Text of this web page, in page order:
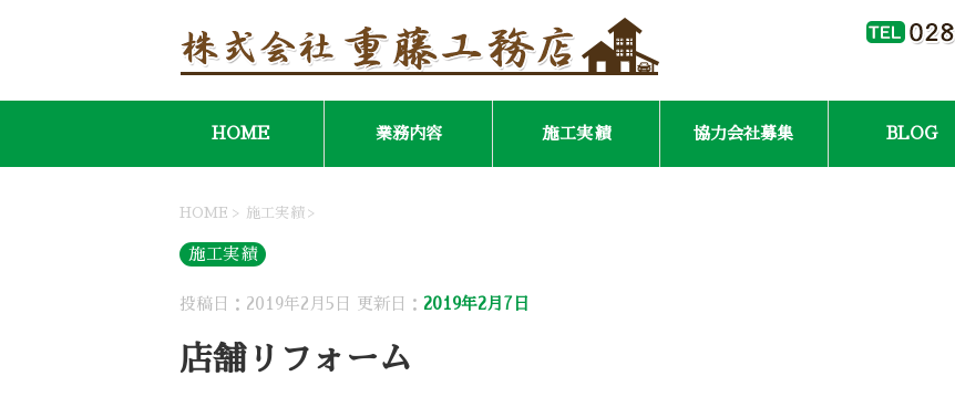
HOME 業務内容 施工実績 協力会社募集 BLOG
HOME > 施工実績 >
施工実績
投稿日：2019年2月5日 更新日： 2019年2月7日
店舗リフォーム